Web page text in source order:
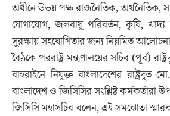
অধীনে উভয় পক্ষ রাজনৈতিক, অর্থনৈতিক,
যোগাযোগ, জলবায়ু পরিবর্তন, কৃষি, খাদ্য
সুরক্ষায় সহযোগিতার জন্য নিয়মিত
বৈঠকে পররাষ্ট্র মন্ত্রণালয়ের সচিব (পূর্ব)
বাহরাইনে নিযুক্ত বাংলাদেশের
বাংলাদেশ ও জিসিসির সংশ্লিষ্ট কর্মকর্তারা
জিসিসি মহাসচিব বলেন, এই সমঝোতা